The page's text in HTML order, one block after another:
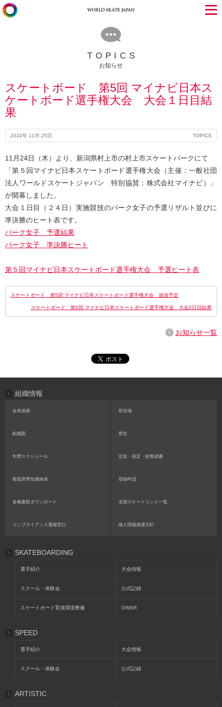
TOPICS
お知らせ
スケートボード 第5回 マイナビ日本ス
ケートボード選手権大会 大会１日目結
果
2022年 11月 25日 TOPICS
11月24日（木）より、新潟県村上市の村上市スケートパークにて
「第５回マイナビ日本スケートボード選手権大会（主催：一般社団
法人ワールドスケートジャパン 特別協賛：株式会社マイナビ）」
が開幕しました。
大会１日目（２４日）実施競技のパーク女子の予選リザルト並びに
準決勝のヒート表です。
パーク女子 予選結果
パーク女子 準決勝ヒート
第５回マイナビ日本スケートボード選手権大会 予選ヒート表
スケートボード 第5回 マイナビ日本スケートボード選手権大会 放送予定
スケートボード 第5回 マイナビ日本スケートボード選手権大会 大会2日目結果
お知らせ一覧
組織情報
会長挨拶 所在地
組織図 歴史
年間スケジュール 定款・規定・財務諸書
都道府県別連絡表 登録申請
各種書類ダウンロード 全国スケートリンク一覧
コンプライアンス通報窓口 個人情報保護方針
SKATEBOARDING
選手紹介 大会情報
スクール・体験会 公式記録
スケートボード育成環境整備 OWSR
SPEED
選手紹介 大会情報
スクール・体験会 公式記録
ARTISTIC